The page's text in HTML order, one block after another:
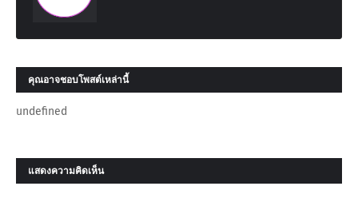
คุณอาจชอบโพสต์เหล่านี้
undefined
แสดงความคิดเห็น